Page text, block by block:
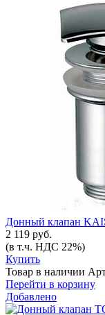
Донный клапан
2 119 руб.
(в т.ч. НДС 22%)
Купить
Товар в наличии
Перейти в корзину
Добавлено